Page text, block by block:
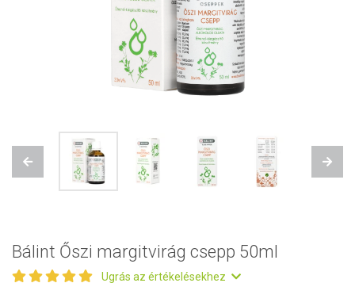
Previous Next
Bálint Őszi margitvirág csepp 50ml
Ugrás az értékelésekhez